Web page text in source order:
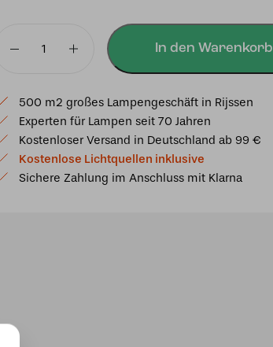
Angel
Menge
In den Warenkorb
500 m2 großes Lampengeschäft in Rijssen
Experten für Lampen seit 70 Jahren
Kostenloser Versand in Deutschland ab 99 €
Kostenlose Lichtquellen inklusive
Sichere Zahlung im Anschluss mit Klarna